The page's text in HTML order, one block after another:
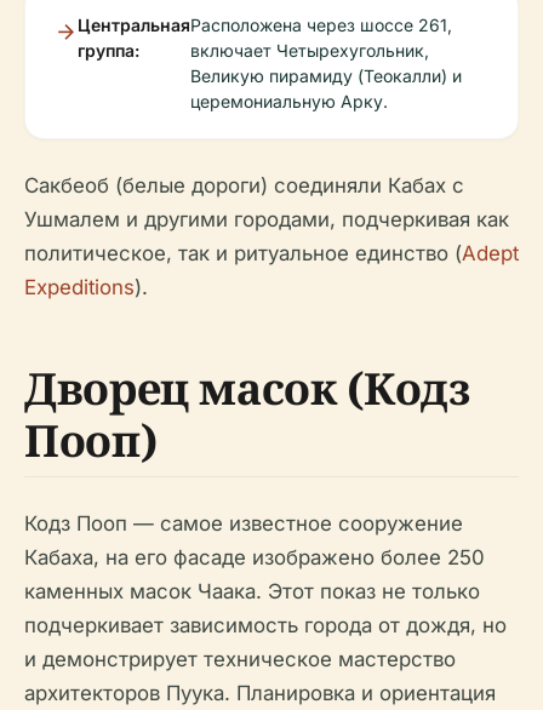
Центральная
группа:
Расположена через шоссе 261,
включает Четырехугольник,
Великую пирамиду (Теокалли) и
церемониальную Арку.
Сакбеоб (белые дороги) соединяли Кабах с
Ушмалем и другими городами, подчеркивая как
политическое, так и ритуальное единство (Adept
Expeditions).
Дворец масок (Кодз
Пооп)
Кодз Пооп — самое известное сооружение
Кабаха, на его фасаде изображено более 250
каменных масок Чаака. Этот показ не только
подчеркивает зависимость города от дождя, но
и демонстрирует техническое мастерство
архитекторов Пуука. Планировка и ориентация